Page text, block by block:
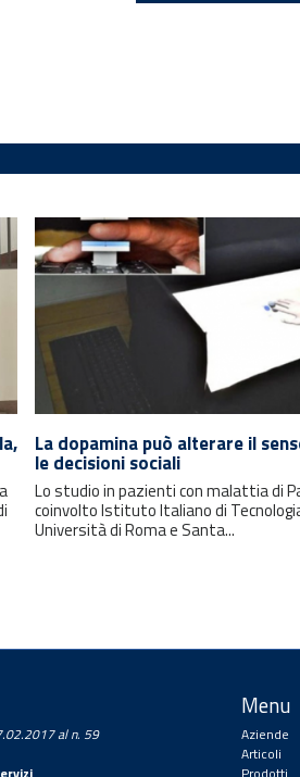
La dopamina può alterare il
le decisioni sociali
Lo studio in pazienti con malattia di
coinvolto Istituto Italiano di
Università di Roma e Santa...
al n. 59
Menu
Aziende
Articoli